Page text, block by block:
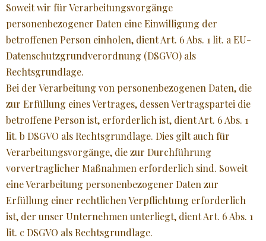
Soweit wir für Verarbeitungsvorgänge
personenbezogener Daten eine Einwilligung der
betroffenen Person einholen, dient Art. 6 Abs. 1 lit. a EU-
Datenschutzgrundverordnung (DSGVO) als
Rechtsgrundlage.
Bei der Verarbeitung von personenbezogenen Daten, die
zur Erfüllung eines Vertrages, dessen Vertragspartei die
betroffene Person ist, erforderlich ist, dient Art. 6 Abs. 1
lit. b DSGVO als Rechtsgrundlage. Dies gilt auch für
Verarbeitungsvorgänge, die zur Durchführung
vorvertraglicher Maßnahmen erforderlich sind. Soweit
eine Verarbeitung personenbezogener Daten zur
Erfüllung einer rechtlichen Verpflichtung erforderlich
ist, der unser Unternehmen unterliegt, dient Art. 6 Abs. 1
lit. c DSGVO als Rechtsgrundlage.